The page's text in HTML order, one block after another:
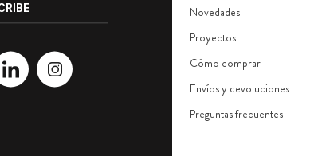
Novedades
Proyectos
Cómo comprar
Envíos y devoluciones
Preguntas frecuentes